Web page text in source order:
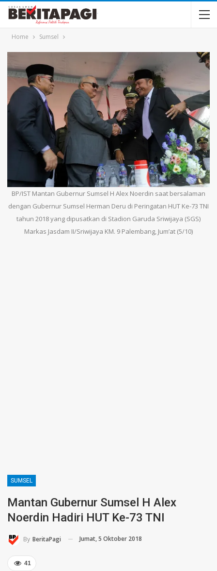
Home Sumsel
BP/IST Mantan Gubernur Sumsel H Alex Noerdin saat bersalaman
dengan Gubernur Sumsel Herman Deru di Peringatan HUT Ke-73 TNI
tahun 2018 yang dipusatkan di Stadion Garuda Sriwijaya (SGS)
Markas Jasdam II/Sriwijaya KM. 9 Palembang, Jum’at (5/10)
SUMSEL
Mantan Gubernur Sumsel H Alex
Noerdin Hadiri HUT Ke-73 TNI
By BeritaPagi Jumat, 5 Oktober 2018
41